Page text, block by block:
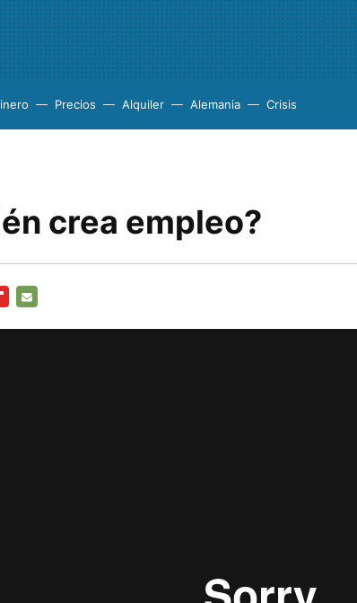
Precios Alquiler Alemania Crisis
crea empleo?